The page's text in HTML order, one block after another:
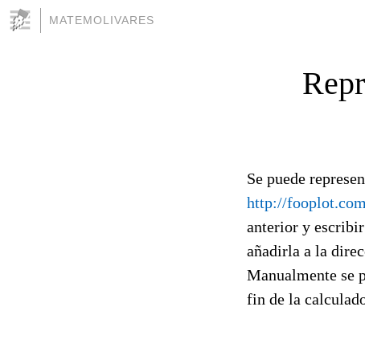
MATEMOLIVARES
Se puede
http://
anterior y escribir
añadirla a la
Manualmente se
fin de la